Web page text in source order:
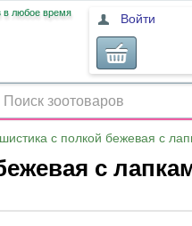
в любое время Войти
с полкой бежевая с
с